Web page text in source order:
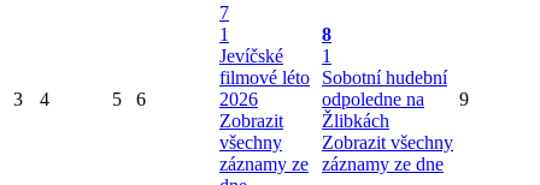
3 4 5 6
7
1
Jevíčské
filmové léto
2026
Zobrazit
všechny
záznamy ze
8
1
Sobotní hudební
odpoledne na
Žlibkách
Zobrazit všechny
záznamy ze dne
9